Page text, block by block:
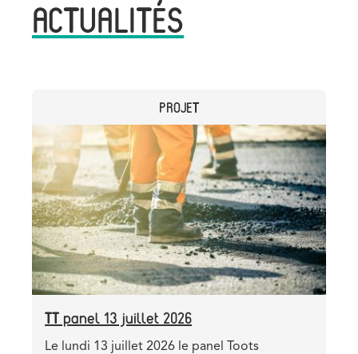
ACTUALITÉS
PROJET
image
TT panel 13 juillet 2026
Teaser
Le lundi 13 juillet 2026 le panel Toots